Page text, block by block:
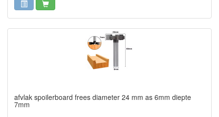
afvlak spoilerboard frees diameter 24 mm as 6mm diepte
7mm